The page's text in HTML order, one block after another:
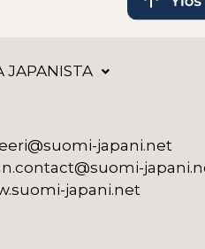
JAPANISTA
japani.net
japani.net